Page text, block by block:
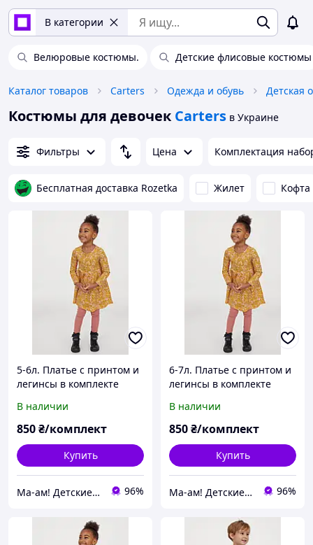
В категории
Велюровые костюмы. Детские флисовые костюмы
Каталог товаров Carters Одежда и обувь Детская
Костюмы для девочек Carters в Украине
Фильтры Цена Комплектация
Бесплатная доставка Rozetka Жилет Кофта
5-6л. Платье с принтом и
легинсы в комплекте
В наличии
850₴/комплект
Купить
Ма-ам! Детские вещи для счастливого детства 👦 96%
6-7л. Платье с принтом и
легинсы в комплекте
В наличии
850₴/комплект
Купить
Ма-ам! Детские вещи для счастливого детства 👦 96%